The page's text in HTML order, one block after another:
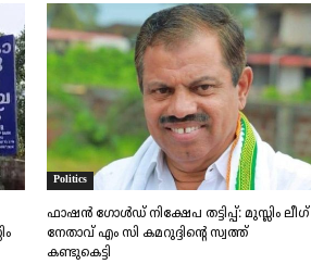
Politics
ഫാഷൻ ഗോൾഡ് നിക്ഷേപ തട്ടിപ്പ്: മുസ്ലിം ലീഗ്
നേതാവ് എം സി കമറുദ്ദിന്റെ സ്വത്ത്‌
കണ്ടുകെട്ടി